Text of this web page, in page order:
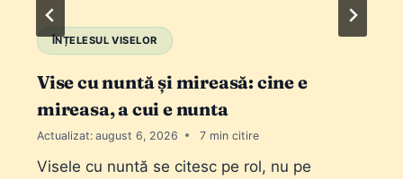
ÎNȚELESUL VISELOR
Vise cu nuntă și mireasă: cine e
mireasa, a cui e nunta
Actualizat: august 6, 2026 7
Visele cu nuntă se citesc pe rol, nu pe